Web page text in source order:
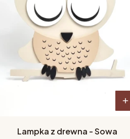
Lampka z drewna - Sowa